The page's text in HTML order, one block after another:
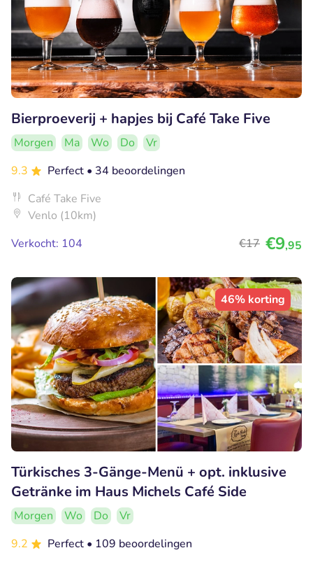
Bierproeverij + hapjes bij Café Take Five
Morgen Ma Wo Do
Vr
9.3
Perfect • 34 beoordelingen
Café Take Five
Venlo (10km)
Verkocht: 104
€17 €9,95
46% korting
Türkisches 3-Gänge-Menü + opt. inklusive
Getränke im Haus Michels Café Side
Morgen Wo Do
Vr
9.2
Perfect • 109 beoordelingen